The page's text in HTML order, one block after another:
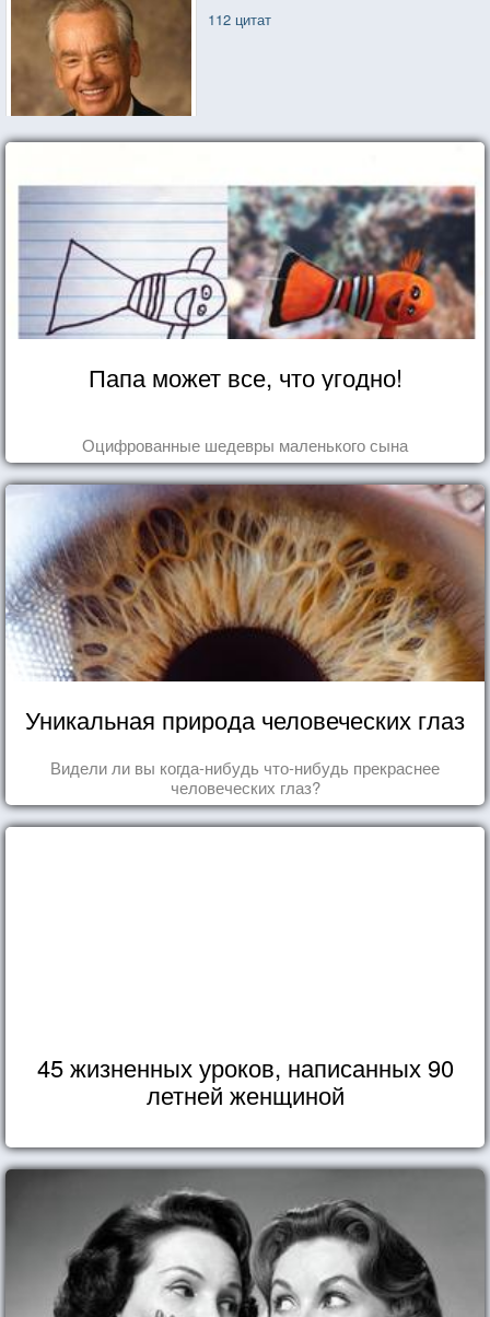
112 цитат
Папа может все, что угодно!
Оцифрованные шедевры маленького сына
Уникальная природа человеческих глаз
Видели ли вы когда-нибудь что-нибудь прекраснее
человеческих глаз?
45 жизненных уроков, написанных 90
летней женщиной